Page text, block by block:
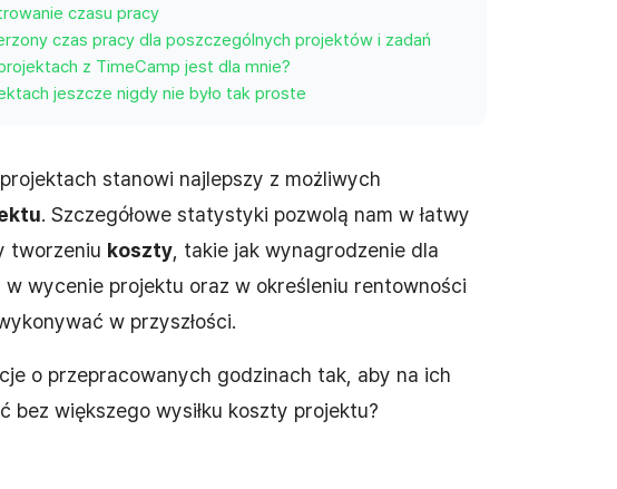
czasu pracy
czas pracy dla poszczególnych projektów i zadań
z TimeCamp jest dla mnie?
jeszcze nigdy nie było tak proste
stanowi najlepszy z możliwych
. Szczegółowe statystyki pozwolą nam w łatwy
tworzeniu koszty, takie jak wynagrodzenie dla
w wycenie projektu oraz w określeniu rentowności
w przyszłości.
o przepracowanych godzinach tak, aby na ich
bez większego wysiłku koszty projektu?